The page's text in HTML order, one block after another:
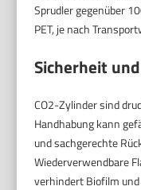
Sprudler gegenüber
PET, je nach
Sicherheit
CO2-Zylinder sind
Handhabung kann
und sachgerechte
Wiederverwendbare
verhindert Biofilm